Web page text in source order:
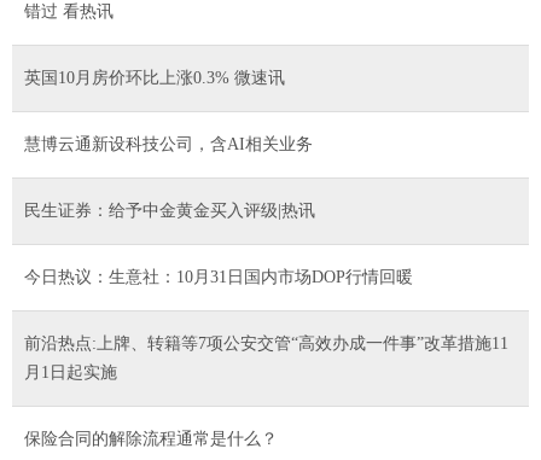
错过 看热讯
英国10月房价环比上涨0.3% 微速讯
慧博云通新设科技公司，含AI相关业务
民生证券：给予中金黄金买入评级|热讯
今日热议：生意社：10月31日国内市场DOP行情回暖
前沿热点:上牌、转籍等7项公安交管“高效办成一件事”改革措施11
月1日起实施
保险合同的解除流程通常是什么？